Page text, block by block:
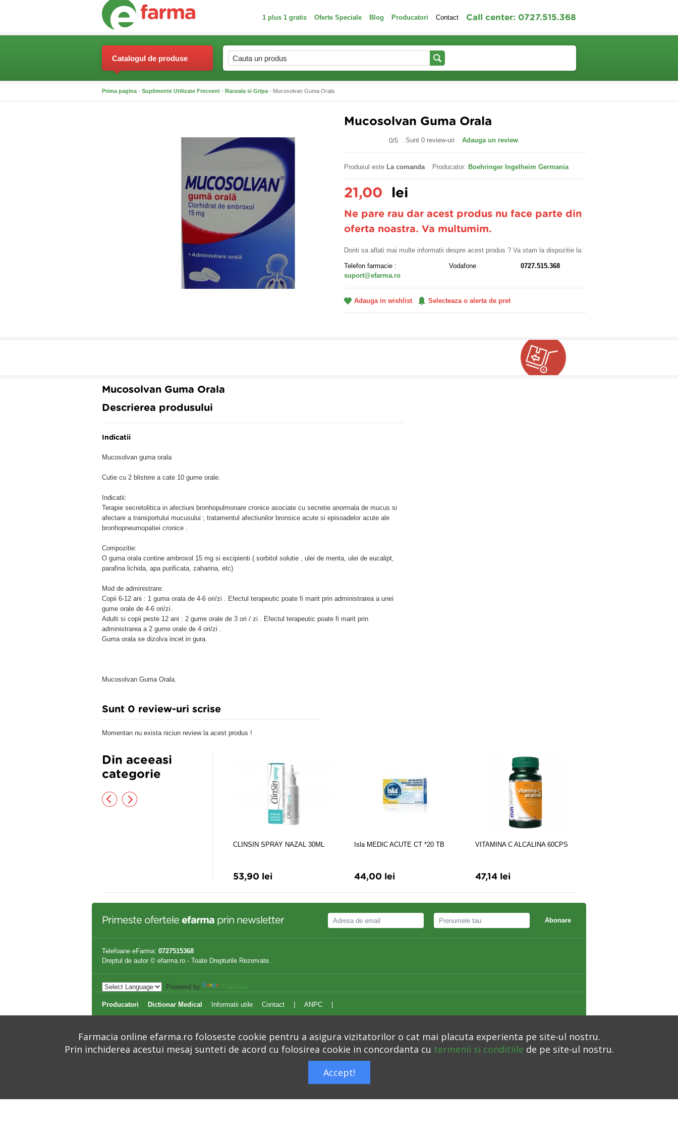
1 plus 1 gratis Oferte Speciale Blog Producatori Contact Call center: 0727.515.368
Catalogul de produse
Prima pagina - Suplimente Utilizate Frecvent - Raceala si Gripa - Mucosolvan Guma Orala
Mucosolvan Guma Orala
0/5 Sunt 0 review-uri Adauga un review
Produsul este La comanda Producator: Boehringer Ingelheim Germania
21,00 lei
Ne pare rau dar acest produs nu face parte din
oferta noastra. Va multumim.
Doriti sa aflati mai multe informatii despre acest produs ? Va stam la dispozitie la:
Telefon farmacie : Vodafone
0727.515.368
suport@efarma.ro
Adauga in wishlist Selecteaza o alerta de pret
Mucosolvan Guma Orala
Descrierea produsului
Indicatii
Mucosolvan guma orala
Cutie cu 2 blistere a cate 10 gume orale.
Indicatii:
Terapie secretolitica in afectiuni bronhopulmonare cronice asociate cu secretie anormala de mucus si
afectare a transportului mucusului ; tratamentul afectiunilor bronsice acute si episoadelor acute ale
bronhopneumopatiei cronice .
Compozitie:
O guma orala contine ambroxol 15 mg si excipienti ( sorbitol solutie , ulei de menta, ulei de eucalipt,
parafina lichida, apa purificata, zaharina, etc)
Mod de administrare:
Copii 6-12 ani : 1 guma orala de 4-6 ori/zi . Efectul terapeutic poate fi marit prin administrarea a unei
gume orale de 4-6 ori/zi.
Adulti si copii peste 12 ani : 2 gume orale de 3 ori / zi . Efectul terapeutic poate fi marit prin
administrarea a 2 gume orale de 4 ori/zi .
Guma orala se dizolva incet in gura.
Mucosolvan Guma Orala.
Sunt 0 review-uri scrise
Momentan nu exista niciun review la acest produs !
Din aceeasi
categorie
CLINSIN SPRAY NAZAL 30ML
53,90 lei
Isla MEDIC ACUTE CT *20 TB
44,00 lei
VITAMINA C ALCALINA 60CPS
47,14 lei
Primeste ofertele efarma prin newsletter Abonare
Telefoane eFarma: 0727515368
Dreptul de autor © efarma.ro - Toate Drepturile Rezervate.
Powered by
Producatori Dictionar Medical Informatii utile Contact ANPC
Autoritatea Nationala pentru Protectia Consumatorilor –
Farmacia online efarma.ro foloseste cookie pentru a asigura vizitatorilor o cat mai placuta experienta pe site-ul nostru.
Prin inchiderea acestui mesaj sunteti de acord cu folosirea cookie in concordanta cu termenii si conditiile de pe site-ul nostru.
Accept!